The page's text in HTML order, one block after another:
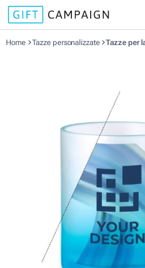
Home Tazze personalizzate Tazze per